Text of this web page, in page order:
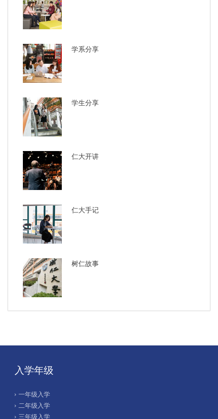
学系分享
学生分享
仁大开讲
仁大手记
树仁故事
入学年级
一年级入学
二年级入学
三年级入学